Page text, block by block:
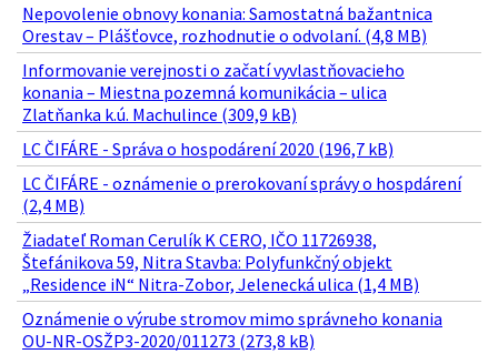
Nepovolenie obnovy konania: Samostatná bažantnica
Orestav – Plášťovce, rozhodnutie o odvolaní. (4,8 MB)
Informovanie verejnosti o začatí vyvlastňovacieho
konania – Miestna pozemná komunikácia – ulica
Zlatňanka k.ú. Machulince (309,9 kB)
LC ČIFÁRE - Správa o hospodárení 2020 (196,7 kB)
LC ČIFÁRE - oznámenie o prerokovaní správy o hospdárení
(2,4 MB)
Žiadateľ Roman Cerulík K CERO, IČO 11726938,
Štefánikova 59, Nitra Stavba: Polyfunkčný objekt
„Residence iN“ Nitra-Zobor, Jelenecká ulica (1,4 MB)
Oznámenie o výrube stromov mimo správneho konania
OU-NR-OSŽP3-2020/011273 (273,8 kB)